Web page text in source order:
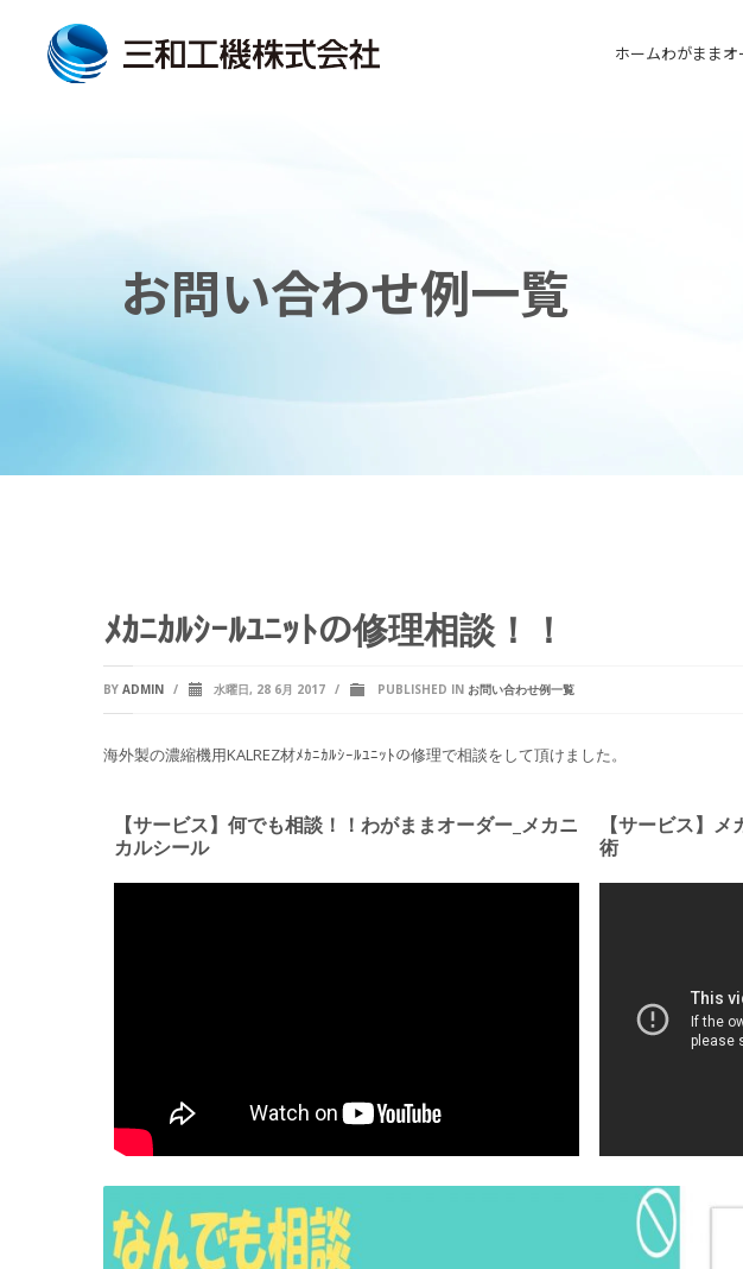
ホームわがままオ
お問い合わせ例一覧
ﾒｶﾆｶﾙｼｰﾙﾕﾆｯﾄの修理相談！！
BY ADMIN / 水曜日, 28 6月 2017 / PUBLISHED IN お問い合わせ例一覧
海外製の濃縮機用KALREZ材ﾒｶﾆｶﾙｼｰﾙﾕﾆｯﾄの修理で相談をして頂けました。
【サービス】何でも相談！！わがままオーダー_メカニ
カルシール
【サービス】
術